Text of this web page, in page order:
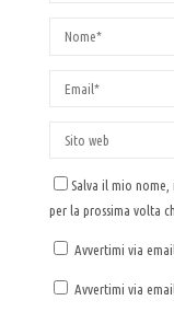
Salva il mio
per la prossima volta
Avvertimi via
Avvertimi via